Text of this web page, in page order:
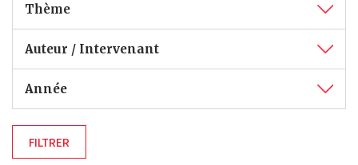
Thème
Auteur / Intervenant
Année